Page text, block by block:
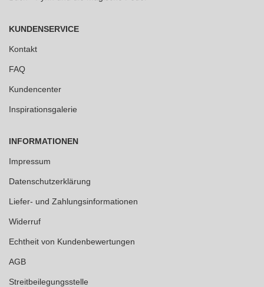
KUNDENSERVICE
Kontakt
FAQ
Kundencenter
Inspirationsgalerie
INFORMATIONEN
Impressum
Datenschutzerklärung
Liefer- und Zahlungsinformationen
Widerruf
Echtheit von Kundenbewertungen
AGB
Streitbeilegungsstelle